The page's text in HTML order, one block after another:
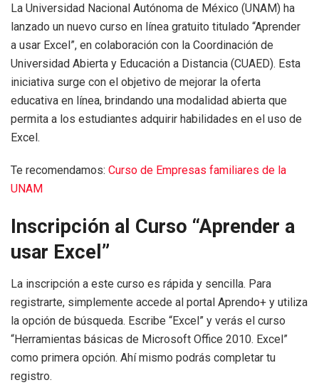
La Universidad Nacional Autónoma de México (UNAM) ha
lanzado un nuevo curso en línea gratuito titulado “Aprender
a usar Excel”, en colaboración con la Coordinación de
Universidad Abierta y Educación a Distancia (CUAED). Esta
iniciativa surge con el objetivo de mejorar la oferta
educativa en línea, brindando una modalidad abierta que
permita a los estudiantes adquirir habilidades en el uso de
Excel.
Te recomendamos: Curso de Empresas familiares de la
UNAM
Inscripción al Curso “Aprender a
usar Excel”
La inscripción a este curso es rápida y sencilla. Para
registrarte, simplemente accede al portal Aprendo+ y utiliza
la opción de búsqueda. Escribe “Excel” y verás el curso
“Herramientas básicas de Microsoft Office 2010. Excel”
como primera opción. Ahí mismo podrás completar tu
registro.